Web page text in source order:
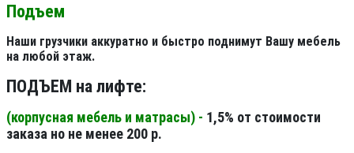
Подъем
Наши грузчики аккуратно и быстро поднимут Вашу мебель
на любой этаж.
ПОДЪЕМ на лифте:
(корпусная мебель и матрасы) - 1,5% от стоимости
заказа но не менее 200 р.